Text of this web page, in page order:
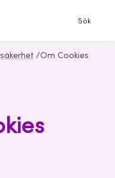
Sök
/Om Cookies